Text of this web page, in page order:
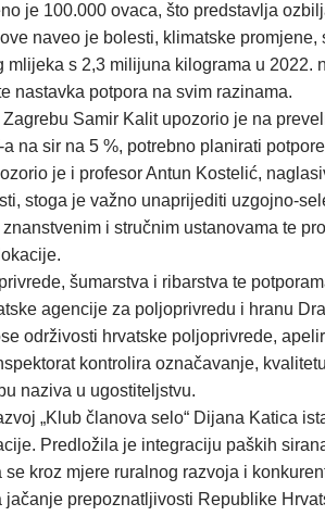
je 100.000 ovaca, što predstavlja
naveo je bolesti, klimatske
s 2,3 milijuna kilograma u
nastavka potpora na svim razinama.
Samir Kalit upozorio je na
na sir na 5 %, potrebno planirati
je i profesor Antun Kostelić,
stoga je važno unaprijediti uzgojno-
i stručnim ustanovama te
šumarstva i ribarstva te
agencije za poljoprivredu i hranu
održivosti hrvatske poljoprivrede,
kontrolira označavanje,
naziva u ugostiteljstvu.
„Klub članova selo“ Dijana Katica
Predložila je integraciju paških
kroz mjere ruralnog razvoja i
prepoznatljivosti Republike